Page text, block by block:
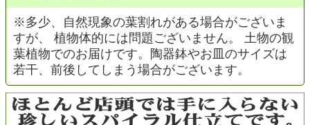
※多少、自然現象の葉割れがある場合がございま
すが、 植物体的には問題ございません。 土物の観
葉植物でのお届けです。陶器鉢やお皿のサイズは
若干、前後してしまう場合がございます。